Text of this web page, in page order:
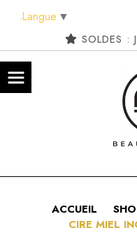
SOLDES :
ACCUEIL
CIRE MIEL
Langue ▼